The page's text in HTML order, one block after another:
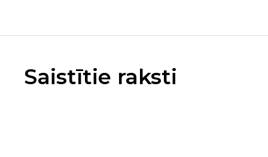
Saistītie raksti